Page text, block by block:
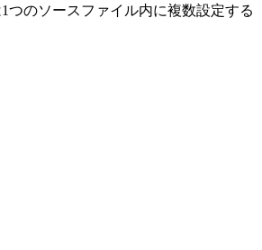
つのソースファイル内に複数設定する